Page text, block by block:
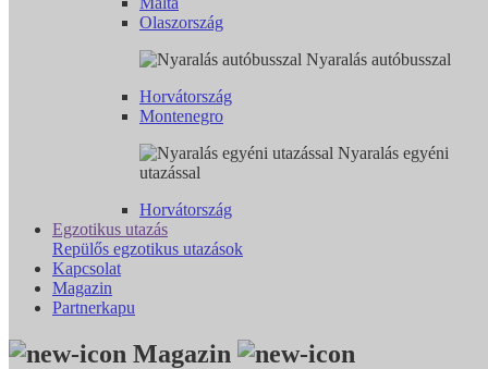
Olaszország
Nyaralás autóbusszal
Horvátország
Montenegro
Nyaralás egyéni
utazással
Horvátország
Egzotikus utazás
Repülős egzotikus utazások
Kapcsolat
Magazin
Partnerkapu
Magazin